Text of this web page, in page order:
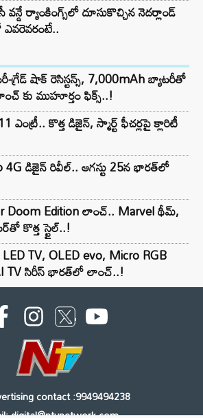
వన్డే ర్యాంకింగ్స్‌లో దూసుకొచ్చిన నెదర్లాండ్
గ్రేడ్ షాక్ రెసిస్టన్స్, 7,000mAh బ్యాటరీతో
కు ముహూర్తం ఫిక్స్..!
ఎంట్రీ.. కొత్త డిజైన్, స్మార్ట్ ఫీచర్లపై క్లారిటీ
4G డిజైన్ రివీల్.. ఆగస్టు 25న భారత్‌లో
Doom Edition లాంచ్.. Marvel థీమ్,
కొత్త స్టైల్..!
TV, OLED evo, Micro RGB
TV సిరీస్ భారత్‌లో లాంచ్..!
contact :9949494238